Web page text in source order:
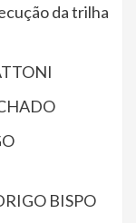
da trilha
BISPO